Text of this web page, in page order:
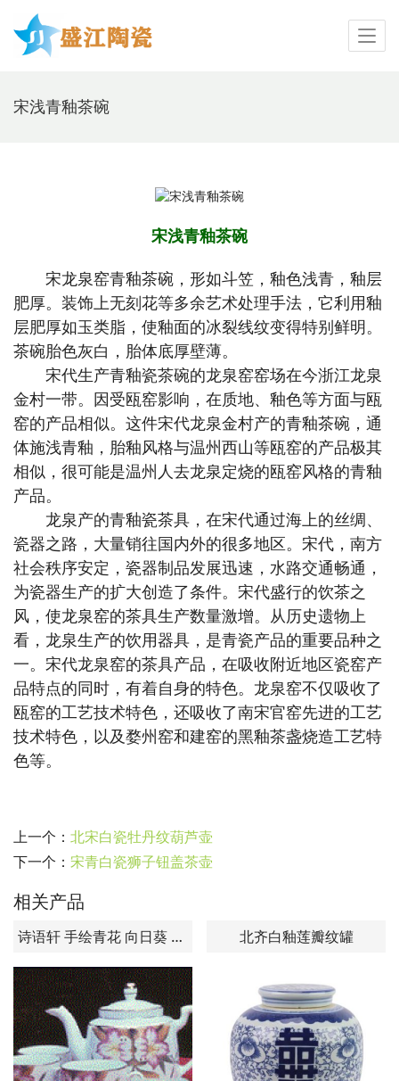
宋浅青釉茶碗
宋浅青釉茶碗
宋龙泉窑青釉茶碗，形如斗笠，釉色浅青，釉层
肥厚。装饰上无刻花等多余艺术处理手法，它利用釉
层肥厚如玉类脂，使釉面的冰裂线纹变得特别鲜明。
茶碗胎色灰白，胎体底厚壁薄。
宋代生产青釉瓷茶碗的龙泉窑窑场在今浙江龙泉
金村一带。因受瓯窑影响，在质地、釉色等方面与瓯
窑的产品相似。这件宋代龙泉金村产的青釉茶碗，通
体施浅青釉，胎釉风格与温州西山等瓯窑的产品极其
相似，很可能是温州人去龙泉定烧的瓯窑风格的青釉
产品。
龙泉产的青釉瓷茶具，在宋代通过海上的丝绸、
瓷器之路，大量销往国内外的很多地区。宋代，南方
社会秩序安定，瓷器制品发展迅速，水路交通畅通，
为瓷器生产的扩大创造了条件。宋代盛行的饮茶之
风，使龙泉窑的茶具生产数量激增。从历史遗物上
看，龙泉生产的饮用器具，是青瓷产品的重要品种之
一。宋代龙泉窑的茶具产品，在吸收附近地区瓷窑产
品特点的同时，有着自身的特色。龙泉窑不仅吸收了
瓯窑的工艺技术特色，还吸收了南宋官窑先进的工艺
技术特色，以及婺州窑和建窑的黑釉茶盏烧造工艺特
色等。
上一个： 北宋白瓷牡丹纹葫芦壶
下一个： 宋青白瓷狮子钮盖茶壶
相关产品
诗语轩 手绘青花 向日葵 茶杯 品杯 北齐白釉莲瓣纹罐